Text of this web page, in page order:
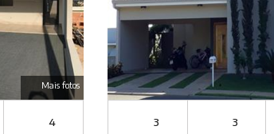
Mais fotos
4 3 3